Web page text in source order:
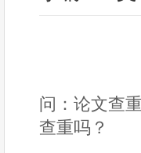
问：论文查
查重吗？